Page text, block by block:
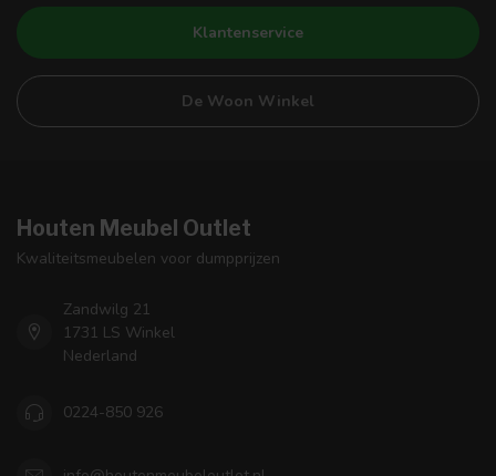
Klantenservice
De Woon Winkel
Houten Meubel Outlet
Kwaliteitsmeubelen voor dumpprijzen
Zandwilg 21
1731 LS Winkel
Nederland
0224-850 926